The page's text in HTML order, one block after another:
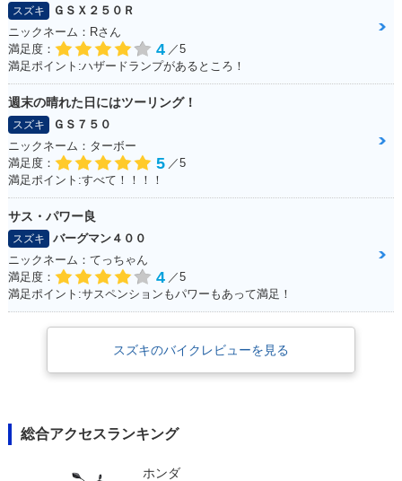
スズキ
ＧＳＸ２５０Ｒ
ニックネーム：Rさん
満足度：
4 ／5
満足ポイント:ハザードランプがあるところ！
週末の晴れた日にはツーリング！
スズキ
ＧＳ７５０
ニックネーム：ターボー
満足度：
5 ／5
満足ポイント:すべて！！！！
サス・パワー良
スズキ
バーグマン４００
ニックネーム：てっちゃん
満足度：
4 ／5
満足ポイント:サスペンションもパワーもあって満足！
スズキのバイクレビューを見る
総合アクセスランキング
ホンダ